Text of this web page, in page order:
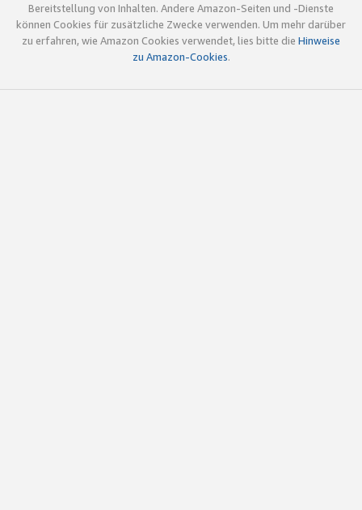
Bereitstellung von Inhalten. Andere Amazon-Seiten und -Dienste
können Cookies für zusätzliche Zwecke verwenden. Um mehr darüber
zu erfahren, wie Amazon Cookies verwendet, lies bitte die Hinweise
zu Amazon-Cookies.